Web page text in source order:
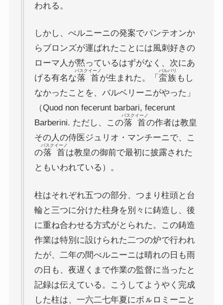
われる。
しかし、べルニーニの発案でパンテオンか
らブロンズが運ばれたことには風刺好きの
ローマ人が黙っているはずがなく、次にあ
げる有名な落首
パスクイーノ
が生まれた。「 蛮族
バルバリ
もし
なかったことを、バルベリーニがやった」
（Quod non fecerunt barbari, fecerunt
Barberini. ただし、この落首
パスクイーノ
の作者は教皇
その人の侍医ジュリオ・マンチーニで、こ
の落首
パスクイーノ
は教皇の御前で最初に披露された
ともいわれている）。
柱はそれぞれ五つの部分、つまり柱頭と台
輪と三つに分けた柱身を別々に鋳造し、後
に重ね合わせる方式がとられた。この鋳造
作業は特別に設けられた二つの炉で行われ
たが、二年の間べルニーニは晴れの日も雨
の日も、夜遅くまで作業の監督に当ったと
記録は伝えている。こうしてようやく完成
した柱は、一六二七年夏にボㇽロミーニと